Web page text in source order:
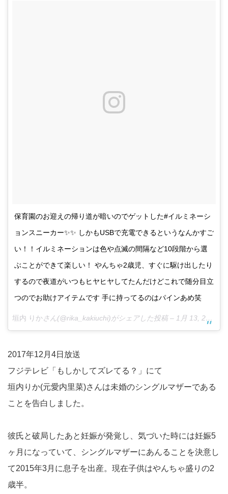
保育園のお迎えの帰り道が暗いのでゲットした#イルミネーシ
ョンスニーカー✨✨ しかもUSBで充電できるというなんかすご
い！！イルミネーションは色や点滅の間隔など10段階から選
ぶことができて楽しい！ やんちゃ2歳児、すぐに駆け出したり
するので夜道がいつもヒヤヒヤしてたんだけどこれで随分目立
つのでお助けアイテムです 手に持ってるのはパインあめ笑
垣内 りかさん(@rika_kakiuchi)がシェアした投稿 – 1月 13, 2018 at 6:08午前 PST
2017年12月4日放送
フジテレビ「もしかしてズレてる？」にて
垣内りか(元愛内里菜)さんは未婚のシングルマザーである
ことを告白しました。
彼氏と破局したあと妊娠が発覚し、気づいた時には妊娠5
ヶ月になっていて、シングルマザーにあんることを決意し
て2015年3月に息子を出産。現在子供はやんちゃ盛りの2
歳半。